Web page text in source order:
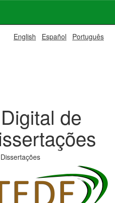
English Español Português
de